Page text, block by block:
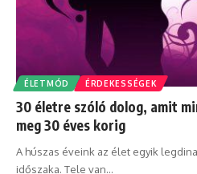
ÉLETMÓD ÉRDEKESSÉGEK
30 életre szóló dolog, amit
meg 30 éves korig
A húszas éveink az élet egyik
időszaka. Tele van…